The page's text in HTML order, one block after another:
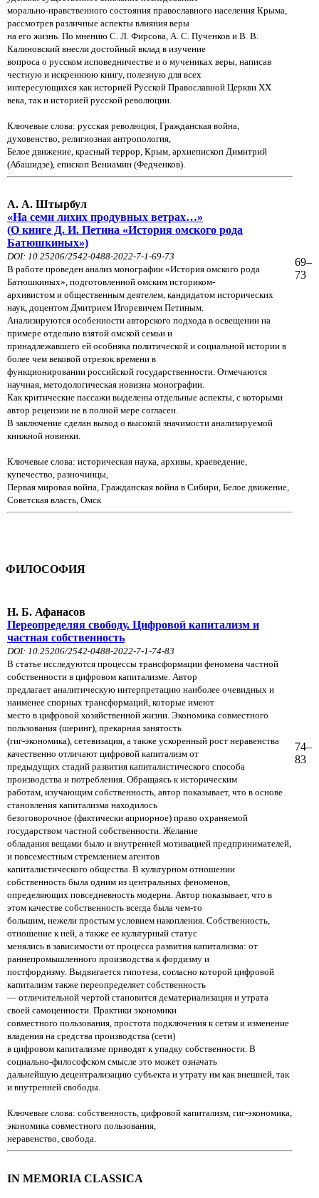
морально-нравственного состояния православного населения Крыма,
рассмотрев различные аспекты влияния веры
на его жизнь. По мнению С. Л. Фирсова, А. С. Пученков и В. В.
Калиновский внесли достойный вклад в изучение
вопроса о русском исповедничестве и о мучениках веры, написав
честную и искреннюю книгу, полезную для всех
интересующихся как историей Русской Православной Церкви XX
века, так и историей русской революции.
Ключевые слова: русская революция, Гражданская война,
духовенство, религиозная антропология,
Белое движение, красный террор, Крым, архиепископ Димитрий
(Абашидзе), епископ Вениамин (Федченков).
А. А. Штырбул
«На семи лихих продувных ветрах…»
(О книге Д. И. Петина «История омского рода
Батюшкиных»)
DOI: 10.25206/2542-0488-2022-7-1-69-73
В работе проведен анализ монографии «История омского рода
Батюшкиных», подготовленной омским историком-
архивистом и общественным деятелем, кандидатом исторических
наук, доцентом Дмитрием Игоревичем Петиным.
Анализируются особенности авторского подхода в освещении на
примере отдельно взятой омской семьи и
принадлежавшего ей особняка политической и социальной истории в
более чем вековой отрезок времени в
функционировании российской государственности. Отмечаются
научная, методологическая новизна монографии.
Как критические пассажи выделены отдельные аспекты, с которыми
автор рецензии не в полной мере согласен.
В заключение сделан вывод о высокой значимости анализируемой
книжной новинки.
Ключевые слова: историческая наука, архивы, краеведение,
купечество, разночинцы,
Первая мировая война, Гражданская война в Сибири, Белое движение,
Советская власть, Омск
69–
73
ФИЛОСОФИЯ
Н. Б. Афанасов
Переопределяя свободу. Цифровой капитализм и
частная собственность
DOI: 10.25206/2542-0488-2022-7-1-74-83
В статье исследуются процессы трансформации феномена частной
собственности в цифровом капитализме. Автор
предлагает аналитическую интерпретацию наиболее очевидных и
наименее спорных трансформаций, которые имеют
место в цифровой хозяйственной жизни. Экономика совместного
пользования (шеринг), прекарная занятость
(гиг-экономика), сетевизация, а также ускоренный рост неравенства
качественно отличают цифровой капитализм от
предыдущих стадий развития капиталистического способа
производства и потребления. Обращаясь к историческим
работам, изучающим собственность, автор показывает, что в основе
становления капитализма находилось
безоговорочное (фактически априорное) право охраняемой
государством частной собственности. Желание
обладания вещами было и внутренней мотивацией предпринимателей,
и повсеместным стремлением агентов
капиталистического общества. В культурном отношении
собственность была одним из центральных феноменов,
определяющих повседневность модерна. Автор показывает, что в
этом качестве собственность всегда была чем-то
большим, нежели простым условием накопления. Собственность,
отношение к ней, а также ее культурный статус
менялись в зависимости от процесса развития капитализма: от
раннепромышленного производства к фордизму и
постфордизму. Выдвигается гипотеза, согласно которой цифровой
капитализм также переопределяет собственность
— отличительной чертой становится дематериализация и утрата
своей самоценности. Практики экономики
совместного пользования, простота подключения к сетям и изменение
владения на средства производства (сети)
в цифровом капитализме приводят к упадку собственности. В
социально-философском смысле это может означать
дальнейшую децентрализацию субъекта и утрату им как внешней, так
и внутренней свободы.
Ключевые слова: собственность, цифровой капитализм, гиг-экономика,
экономика совместного пользования,
неравенство, свобода.
74–
83
IN MEMORIA CLASSICA